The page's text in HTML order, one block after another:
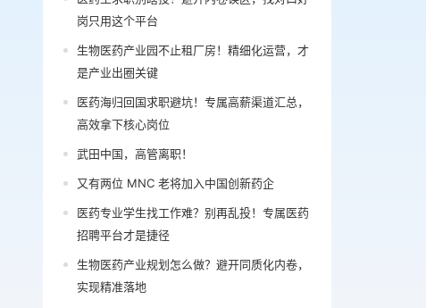
岗只用这个平台
生物医药产业园不止租厂房！精细化运营，才
是产业出圈关键
医药海归回国求职避坑！专属高薪渠道汇总，
高效拿下核心岗位
武田中国，高管离职！
又有两位 MNC 老将加入中国创新药企
医药专业学生找工作难？别再乱投！专属医药
招聘平台才是捷径
生物医药产业规划怎么做？避开同质化内卷，
实现精准落地